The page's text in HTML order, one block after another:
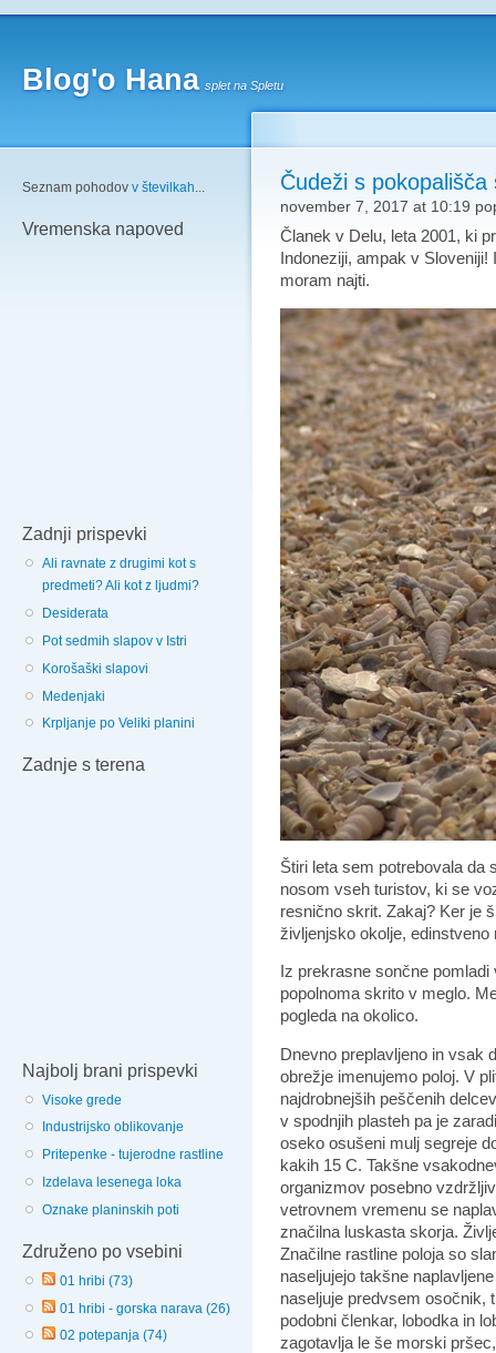
Blog'o Hana splet na Spletu
Seznam pohodov v številkah...
Vremenska napoved
Zadnji prispevki
Ali ravnate z drugimi kot s
predmeti? Ali kot z ljudmi?
Desiderata
Pot sedmih slapov v Istri
Korošaški slapovi
Medenjaki
Krpljanje po Veliki planini
Zadnje s terena
Najbolj brani prispevki
Visoke grede
Industrijsko oblikovanje
Pritepenke - tujerodne rastline
Izdelava lesenega loka
Oznake planinskih poti
Združeno po vsebini
01 hribi (73)
01 hribi - gorska narava (26)
02 potepanja (74)
Čudeži s pokopališča
november 7, 2017 at 10:19
Članek v Delu, leta 2001, ki
Indoneziji, ampak v
moram najti.
Štiri leta sem potrebovala da
nosom vseh turistov, ki se
resnično skrit. Zakaj? Ker je
življenjsko okolje,
Iz prekrasne sončne
popolnoma skrito v meglo.
pogleda na okolico.
Dnevno preplavljeno in vsak
obrežje imenujemo poloj. V
najdrobnejših peščenih
v spodnjih plasteh pa je
oseko osušeni mulj segreje
kakih 15 C. Takšne
organizmov posebno
vetrovnem vremenu se
značilna luskasta skorja.
Značilne rastline poloja so
naseljujejo takšne
naseljuje predvsem osočnik,
podobni členkar, lobodka in
zagotavlja le še morski